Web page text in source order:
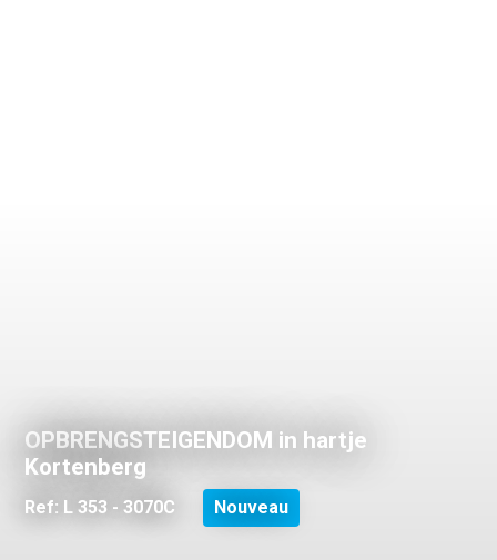
OPBRENGSTEIGENDOM in hartje
Kortenberg
Ref: L 353 - 3070C Nouveau